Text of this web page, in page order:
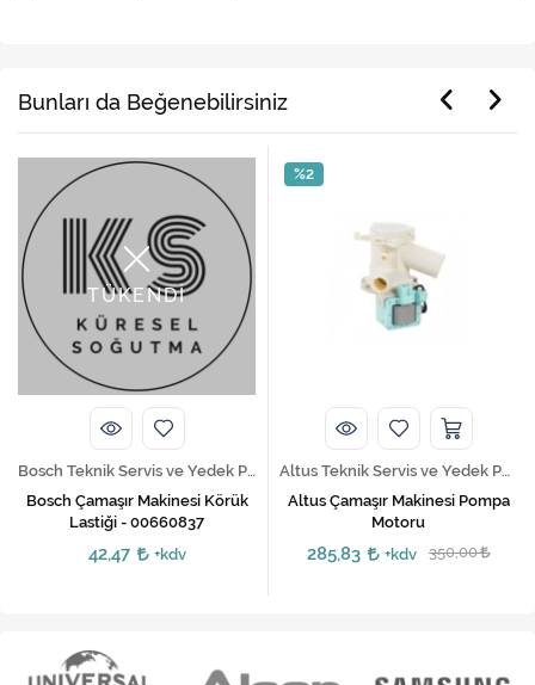
Bunları da Beğenebilirsiniz
Altus Teknik Servis ve Yedek Parça Hizmetleri
Altus Çamaşır Makinesi Pompa
Motoru
285,83 +kdv 350,00
%2
Arçelik Teknik Servis ve Yedek Parça Hizmetleri
Arçelik Çamaşır Makinesi Pompa
Motoru - Geçme
167,42 +kdv 205,00